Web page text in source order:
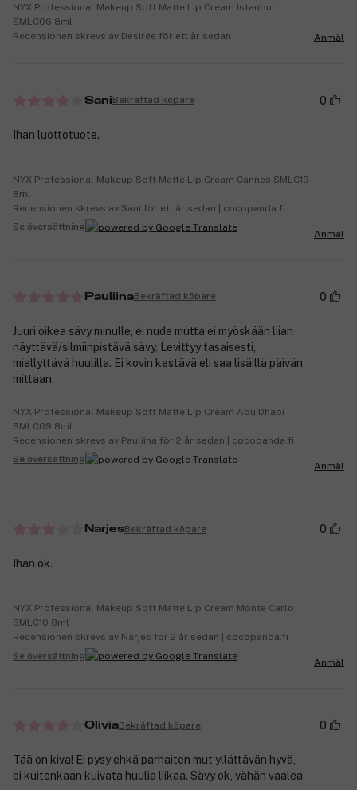
NYX Professional Makeup Soft Matte Lip Cream Istanbul
SMLC06 8ml
Recensionen skrevs av Desirée för ett år sedan
Anmäl
SaniBekräftad köpare 0
Ihan luottotuote.
NYX Professional Makeup Soft Matte Lip Cream Cannes SMLC19
8ml
Recensionen skrevs av Sani för ett år sedan | cocopanda.fi
Se översättning
Anmäl
PauliinaBekräftad köpare 0
Juuri oikea sävy minulle, ei nude mutta ei myöskään liian
näyttävä/silmiinpistävä sävy. Levittyy tasaisesti,
miellyttävä huulilla. Ei kovin kestävä eli saa lisäillä päivän
mittaan.
NYX Professional Makeup Soft Matte Lip Cream Abu Dhabi
SMLC09 8ml
Recensionen skrevs av Pauliina för 2 år sedan | cocopanda.fi
Se översättning
Anmäl
NarjesBekräftad köpare 0
Ihan ok.
NYX Professional Makeup Soft Matte Lip Cream Monte Carlo
SMLC10 8ml
Recensionen skrevs av Narjes för 2 år sedan | cocopanda.fi
Se översättning
Anmäl
OliviaBekräftad köpare 0
Tää on kiva! Ei pysy ehkä parhaiten mut yllättävän hyvä,
ei kuitenkaan kuivata huulia liikaa. Sävy ok, vähän vaalea